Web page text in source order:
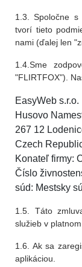
1.3. Spoločne s
tvorí tieto
nami (ďalej len
1.4.Sme
"FLIRTFOX").
EasyWeb s.r.o.
Husovo
267 12
Czech
Konateľ firmy:
Číslo
súd: Mestsky
1.5. Táto
služieb v
1.6. Ak sa
aplikáciou.